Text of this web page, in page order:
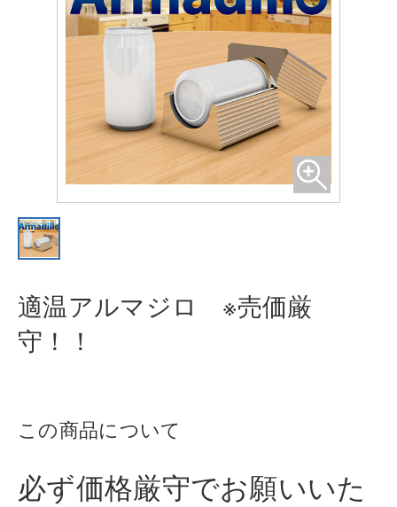
適温アルマジロ ※売価厳
守！！
この商品について
必ず価格厳守でお願いいた